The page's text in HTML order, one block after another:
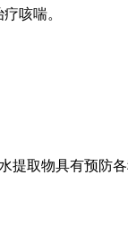
咳喘。
取物具有预防各